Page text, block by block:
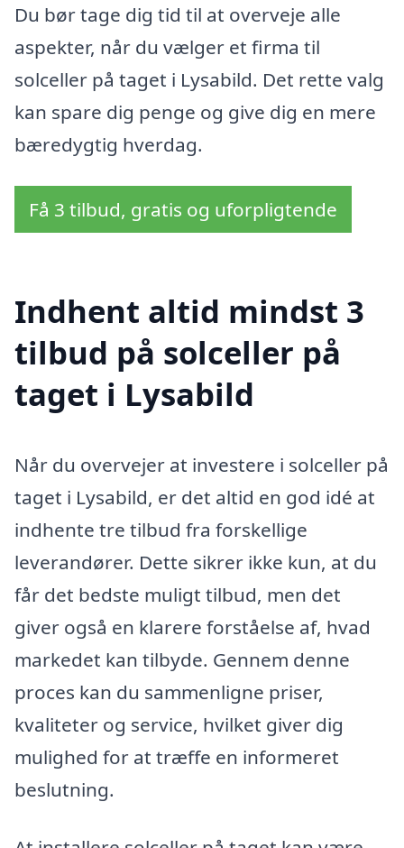
Du bør tage dig tid til at overveje alle
aspekter, når du vælger et firma til
solceller på taget i Lysabild. Det rette valg
kan spare dig penge og give dig en mere
bæredygtig hverdag.
Få 3 tilbud, gratis og uforpligtende
Indhent altid mindst 3
tilbud på solceller på
taget i Lysabild
Når du overvejer at investere i solceller på
taget i Lysabild, er det altid en god idé at
indhente tre tilbud fra forskellige
leverandører. Dette sikrer ikke kun, at du
får det bedste muligt tilbud, men det
giver også en klarere forståelse af, hvad
markedet kan tilbyde. Gennem denne
proces kan du sammenligne priser,
kvaliteter og service, hvilket giver dig
mulighed for at træffe en informeret
beslutning.